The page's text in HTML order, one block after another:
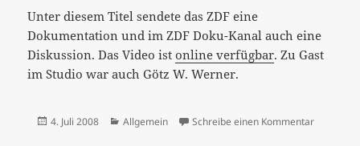
Unter diesem Titel sendete das ZDF eine
Dokumentation und im ZDF Doku-Kanal auch eine
Diskussion. Das Video istonline verfügbar. Zu Gast
im Studio war auch Götz W. Werner.
Veröffentlicht
4. Juli 2008 Kategorien
Allgemein Schreibe einen Kommentarzu